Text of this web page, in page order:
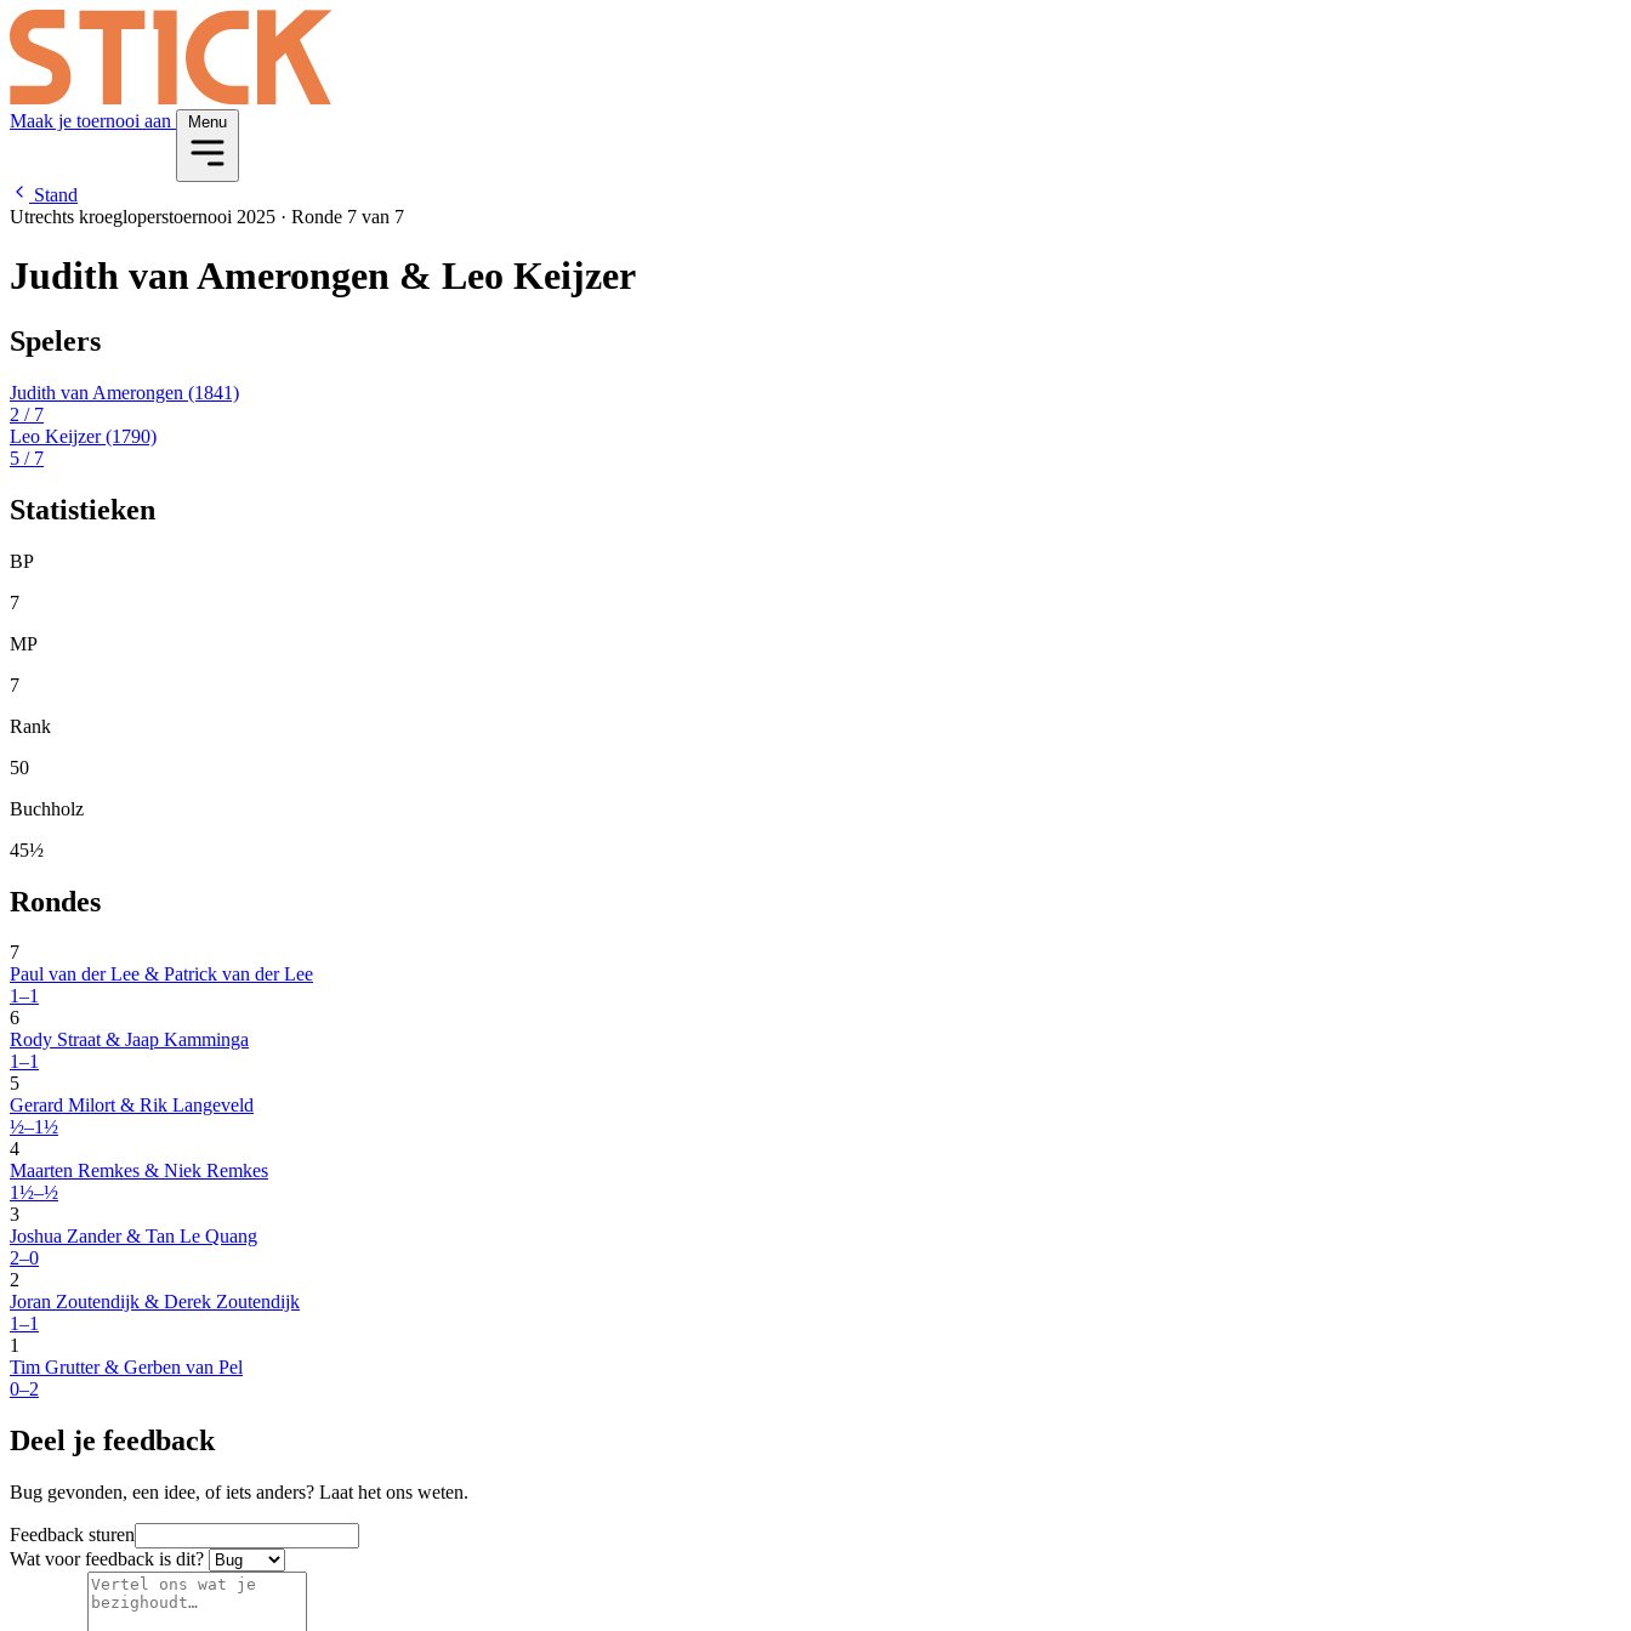
Maak je toernooi aan Menu
Stand
Utrechts kroegloperstoernooi 2025 · Ronde 7 van 7
Judith van Amerongen & Leo Keijzer
Spelers
Judith van Amerongen (1841)
2 / 7
Leo Keijzer(1790)
5 / 7
Statistieken
BP
7
MP
7
Rank
50
Buchholz
45½
Rondes
7
Paul van der Lee & Patrick van der Lee
1–1
6
Rody Straat & Jaap Kamminga
1–1
5
Gerard Milort & Rik Langeveld
½–1½
4
Maarten Remkes & Niek Remkes
1½–½
3
Joshua Zander & Tan Le Quang
2–0
2
Joran Zoutendijk & Derek Zoutendijk
1–1
1
Tim Grutter & Gerben van Pel
0–2
Deel je feedback
Bug gevonden, een idee, of iets anders? Laat het ons weten.
Feedback sturen
Wat voor feedback is dit?